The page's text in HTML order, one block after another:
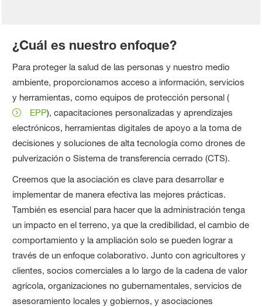
¿Cuál es nuestro enfoque?
Para proteger la salud de las personas y nuestro medio
ambiente, proporcionamos acceso a información, servicios
y herramientas, como equipos de protección personal (
EPP), capacitaciones personalizadas y aprendizajes
electrónicos, herramientas digitales de apoyo a la toma de
decisiones y soluciones de alta tecnología como drones de
pulverización o Sistema de transferencia cerrado (CTS).
Creemos que la asociación es clave para desarrollar e
implementar de manera efectiva las mejores prácticas.
También es esencial para hacer que la administración tenga
un impacto en el terreno, ya que la credibilidad, el cambio de
comportamiento y la ampliación solo se pueden lograr a
través de un enfoque colaborativo. Junto con agricultores y
clientes, socios comerciales a lo largo de la cadena de valor
agrícola, organizaciones no gubernamentales, servicios de
asesoramiento locales y gobiernos, y asociaciones